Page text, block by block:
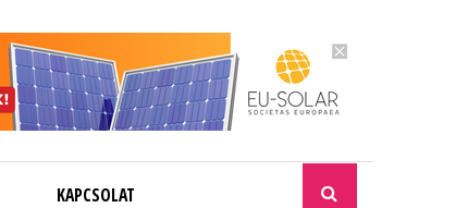
KAPCSOLAT